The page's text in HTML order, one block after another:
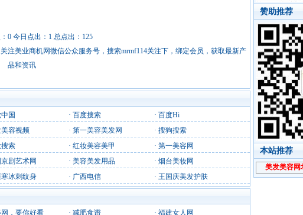
赞助推荐
本站推荐
0 今日点出：1 总点出：125
注美业商机网微信公众服务号，搜索mrmf114关注下，绑定会员，获取最新产
品和资讯
国 · 百度搜索 · 百度Hi
容视频 · 第一美容美发网 · 搜狗搜索
索 · 红妆美容美甲 · 第一美容网
剧艺术网 · 美容美发用品 · 烟台美妆网
冰刺纹身 · 广西电信 · 王国庆美发护肤
，要你好看 · 减肥食谱 · 福建女人网